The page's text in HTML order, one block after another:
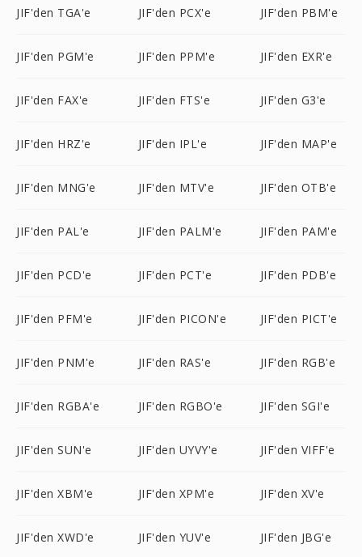
JIF'den TGA'e JIF'den PCX'e JIF'den PBM'e
JIF'den PGM'e JIF'den PPM'e JIF'den EXR'e
JIF'den FAX'e JIF'den FTS'e JIF'den G3'e
JIF'den HRZ'e JIF'den IPL'e JIF'den MAP'e
JIF'den MNG'e JIF'den MTV'e JIF'den OTB'e
JIF'den PAL'e JIF'den PALM'e JIF'den PAM'e
JIF'den PCD'e JIF'den PCT'e JIF'den PDB'e
JIF'den PFM'e JIF'den PICON'e JIF'den PICT'e
JIF'den PNM'e JIF'den RAS'e JIF'den RGB'e
JIF'den RGBA'e JIF'den RGBO'e JIF'den SGI'e
JIF'den SUN'e JIF'den UYVY'e JIF'den VIFF'e
JIF'den XBM'e JIF'den XPM'e JIF'den XV'e
JIF'den XWD'e JIF'den YUV'e JIF'den JBG'e